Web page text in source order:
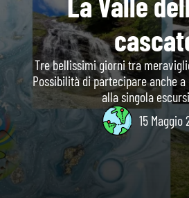
Tre bellissimi giorni tra
Possibilità di partecipare anche
alla singola
15 Maggio